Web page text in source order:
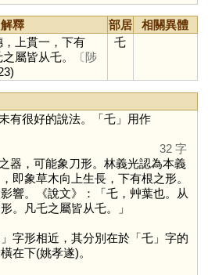
解釋 部居
相關異體
上貫一，下有
屬皆从乇。
〔陟
乇
有很好的說法。「乇」用作
32 字
器，可能象刀形。林義光認為本義
即象草木向上生長，下有根之形。
響。《說文》：「乇，艸葉也。从
。凡乇之屬皆从乇。」
」字形相近，其分別在於「乇」字的
在下(姚孝遂)。